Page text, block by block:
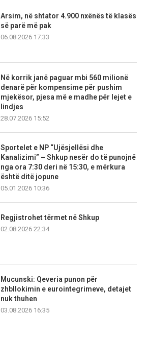
Arsim, në shtator 4.900 nxënës të klasës
së parë më pak
06.08.2026 17:33
Në korrik janë paguar mbi 560 milionë
denarë për kompensime për pushim
mjekësor, pjesa më e madhe për lejet e
lindjes
28.07.2026 15:52
Sportelet e NP “Ujësjellësi dhe
Kanalizimi” – Shkup nesër do të punojnë
nga ora 7:30 deri në 15:30, e mërkura
është ditë jopune
05.01.2026 10:36
Regjistrohet tërmet në Shkup
02.08.2026 22:34
Mucunski: Qeveria punon për
zhbllokimin e eurointegrimeve, detajet
nuk thuhen
03.08.2026 16:35